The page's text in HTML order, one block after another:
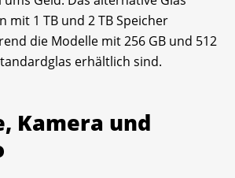
mit 1 TB und 2 TB Speicher
die Modelle mit 256 GB und 512
erhältlich sind.
Kamera und